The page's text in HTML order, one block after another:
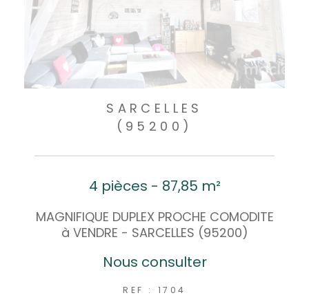
SARCELLES
(95200)
4 pièces - 87,85 m²
MAGNIFIQUE DUPLEX PROCHE COMODITE
à VENDRE - SARCELLES (95200)
Nous consulter
REF : 1704